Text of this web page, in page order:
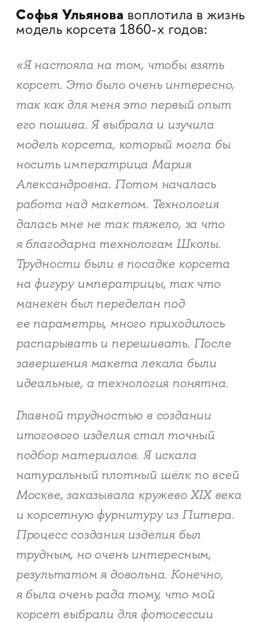
Софья Ульянова воплотила в жизнь
модель корсета 1860-х годов:
«Я настояла на том, чтобы взять
корсет. Это было очень интересно,
так как для меня это первый опыт
его пошива. Я выбрала и изучила
модель корсета, который могла бы
носить императрица Мария
Александровна. Потом началась
работа над макетом. Технология
далась мне не так тяжело, за что
я благодарна технологам Школы.
Трудности были в посадке корсета
на фигуру императрицы, так что
манекен был переделан под
ее параметры, много приходилось
распарывать и перешивать. После
завершения макета лекала были
идеальные, а технология понятна.
Главной трудностью в создании
итогового изделия стал точный
подбор материалов. Я искала
натуральный плотный шёлк по всей
Москве, заказывала кружево XIX века
и корсетную фурнитуру из Питера.
Процесс создания изделия был
трудным, но очень интересным,
результатом я довольна. Конечно,
я была очень рада тому, что мой
корсет выбрали для фотосессии